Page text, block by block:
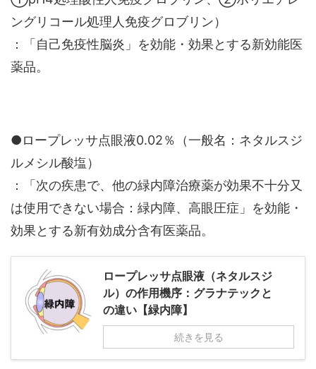
ングリコール処理人免疫グロブリン）
：「自己免疫性脳炎」を効能・効果とする新効能医
薬品。
●ロープレッサ点眼液0.02％（一般名：ネタルスジ
ルメシル酸塩）
：「次の疾患で、他の緑内障治療薬が効果不十分又
は使用できない場合：緑内障、高眼圧症」を効能・
効果とする新有効成分含有医薬品。
ロープレッサ点眼液（ネタルスジ
ル）の作用機序：グラナテックと
の違い【緑内障】
続きを見る